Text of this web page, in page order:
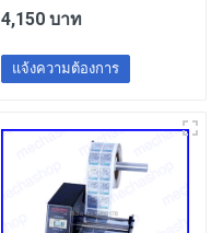
4,150 บาท
แจ้งความต้องการ